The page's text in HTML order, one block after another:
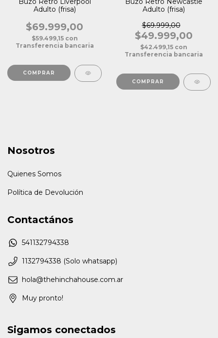
Adulto (frisa)
$69.999,00
$59.499,15 con
Transferencia bancaria
COMPRAR
Adulto (frisa)
$69.999,00
$49.999,00
$42.499,15 con
Transferencia bancaria
COMPRAR
Nosotros
Quienes Somos
Política de Devolución
Contactános
541132794338
1132794338 (Solo whatsapp)
hola@thehinchahouse.com.ar
Muy pronto!
Sigamos conectados